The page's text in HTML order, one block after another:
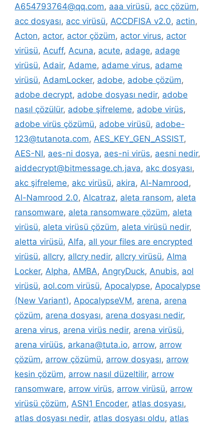
A654793764@qq.com, aaa virüsü, acc çözüm,
acc dosyası, acc virüsü, ACCDFISA v2.0, actin,
Acton, actor, actor çözüm, actor virus, actor
virüsü, Acuff, Acuna, acute, adage, adage
virüsü, Adair, Adame, adame virus, adame
virüsü, AdamLocker, adobe, adobe çözüm,
adobe decrypt, adobe dosyası nedir, adobe
nasıl çözülür, adobe şifreleme, adobe virüs,
adobe virüs çözümü, adobe virüsü, adobe-
123@tutanota.com, AES_KEY_GEN_ASSIST,
AES-NI, aes-ni dosya, aes-ni virüs, aesni nedir,
aiddecrypt@bitmessage.ch.java, akc dosyası,
akc şifreleme, akc virüsü, akira, Al-Namrood,
Al-Namrood 2.0, Alcatraz, aleta ransom, aleta
ransomware, aleta ransomware çözüm, aleta
virüsü, aleta virüsü çözüm, aleta virüsü nedir,
aletta virüsü, Alfa, all your files are encrypted
virüsü, allcry, allcry nedir, allcry virüsü, Alma
Locker, Alpha, AMBA, AngryDuck, Anubis, aol
virüsü, aol.com virüsü, Apocalypse, Apocalypse
(New Variant), ApocalypseVM, arena, arena
çözüm, arena dosyası, arena dosyası nedir,
arena virus, arena virüs nedir, arena virüsü,
arena virüüs, arkana@tuta.io, arrow, arrow
çözüm, arrow çözümü, arrow dosyası, arrow
kesin çözüm, arrow nasıl düzeltilir, arrow
ransomware, arrow virüs, arrow virüsü, arrow
virüsü çözüm, ASN1 Encoder, atlas dosyası,
atlas dosyası nedir, atlas dosyası oldu, atlas